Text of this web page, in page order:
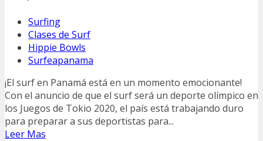
Surfing
Clases de Surf
Hippie Bowls
Surfeapanama
¡El surf en Panamá está en un momento emocionante!
Con el anuncio de que el surf será un deporte olímpico en
los Juegos de Tokio 2020, el país está trabajando duro
para preparar a sus deportistas para...
Leer Mas